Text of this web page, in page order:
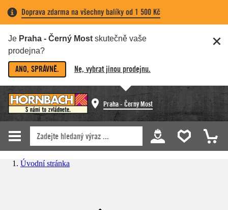
Doprava zdarma na všechny balíky od 1 500 Kč
Je Praha - Černý Most skutečně vaše
prodejna?
ANO, SPRÁVNĚ. Ne, vybrat jinou prodejnu.
Praha - Černý Most
Úvodní stránka